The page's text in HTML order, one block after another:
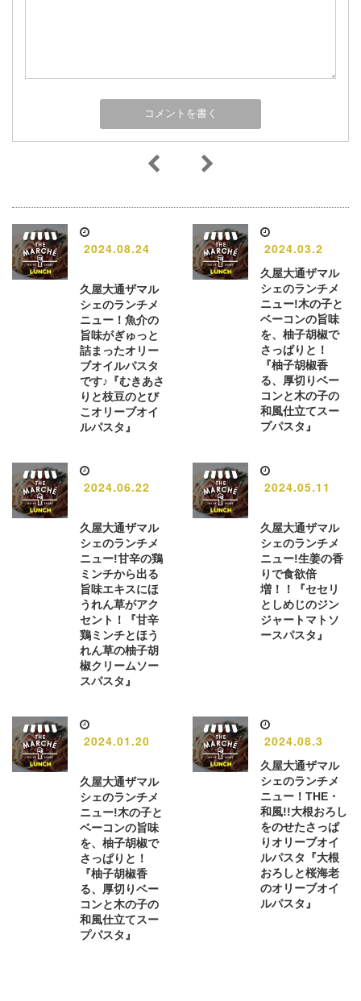
2024.08.24
久屋大通ザマル
シェのランチメ
ニュー！魚介の
旨味がぎゅっと
詰まったオリー
ブオイルパスタ
です♪『むきあさ
りと枝豆のとび
こオリーブオイ
ルパスタ』
2024.03.2
久屋大通ザマル
シェのランチメ
ニュー!木の子と
ベーコンの旨味
を、柚子胡椒で
さっぱりと！
『柚子胡椒香
る、厚切りベー
コンと木の子の
和風仕立てスー
プパスタ』
2024.06.22
久屋大通ザマル
シェのランチメ
ニュー!甘辛の鶏
ミンチから出る
旨味エキスにほ
うれん草がアク
セント！『甘辛
鶏ミンチとほう
れん草の柚子胡
椒クリームソー
スパスタ』
2024.05.11
久屋大通ザマル
シェのランチメ
ニュー!生姜の香
りで食欲倍
増！！『セセリ
としめじのジン
ジャートマトソ
ースパスタ』
2024.01.20
久屋大通ザマル
シェのランチメ
ニュー!木の子と
ベーコンの旨味
を、柚子胡椒で
さっぱりと！
『柚子胡椒香
る、厚切りベー
コンと木の子の
和風仕立てスー
プパスタ』
2024.08.3
久屋大通ザマル
シェのランチメ
ニュー！THE・
和風!!大根おろし
をのせたさっぱ
りオリーブオイ
ルパスタ『大根
おろしと桜海老
のオリーブオイ
ルパスタ』